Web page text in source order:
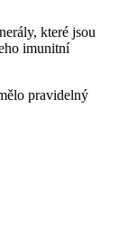
které jsou
imunitní
pravidelný